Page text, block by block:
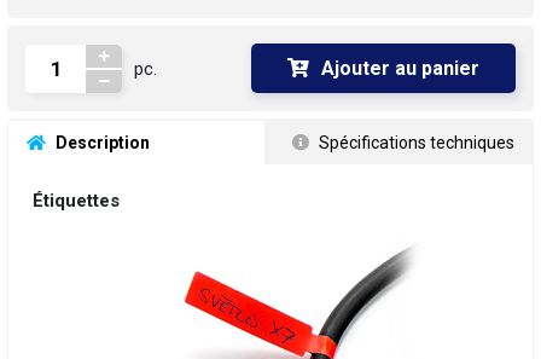
pc. Ajouter au panier
Description Spécifications techniques
Étiquettes